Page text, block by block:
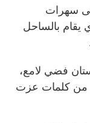
سهرات
يقام بالساحل
فضي لامع،
من كلمات عزت